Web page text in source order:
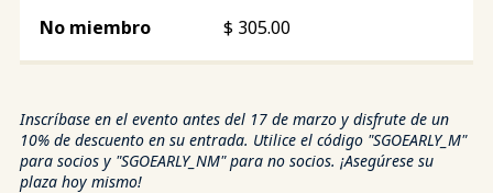
$ 305.00
Inscríbase en el evento antes del 17 de marzo y disfrute de un
10% de descuento en su entrada. Utilice el código "SGOEARLY_M"
para socios y "SGOEARLY_NM" para no socios. ¡Asegúrese su
plaza hoy mismo!